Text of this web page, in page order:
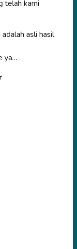
telah kami
asli hasil
ya…